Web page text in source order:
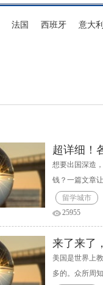
法国 西班牙 意大利
超详细！
想要出国深造
钱？一篇文章
留学城市
25955
美国是世界上
多的。众所周